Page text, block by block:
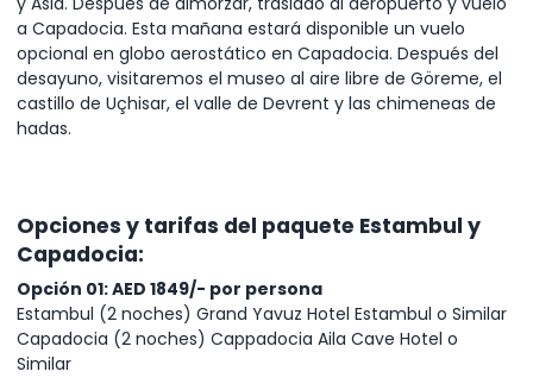
a Capadocia. Esta mañana estará disponible un vuelo
opcional en globo aerostático en Capadocia. Después del
desayuno, visitaremos el museo al aire libre de Göreme, el
castillo de Uçhisar, el valle de Devrent y las chimeneas de
hadas.
Opciones y tarifas del paquete Estambul y
Capadocia:
Opción 01: AED 1849/- por persona
Estambul (2 noches) Grand Yavuz Hotel Estambul o Similar
Capadocia (2 noches) Cappadocia Aila Cave Hotel o
Similar